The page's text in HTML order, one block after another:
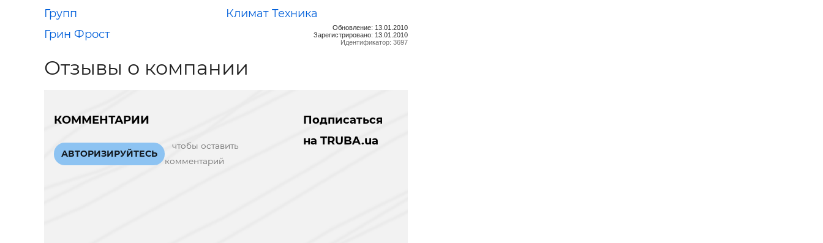
Групп
Климат Техника
Грин Фрост
Обновление: 13.01.2010
Зарегистрировано: 13.01.2010
Идентификатор: 3697
Отзывы о компании
КОММЕНТАРИИ
АВТОРИЗИРУЙТЕСЬ
чтобы оставить
комментарий
Подписаться
на TRUBA.ua